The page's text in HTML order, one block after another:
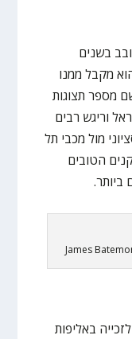
בשנים
מקבל ממנו
מספר תצוגות
וריגש רבים
מול מכבי תל
הטובים
ביותר.
James
באליפות